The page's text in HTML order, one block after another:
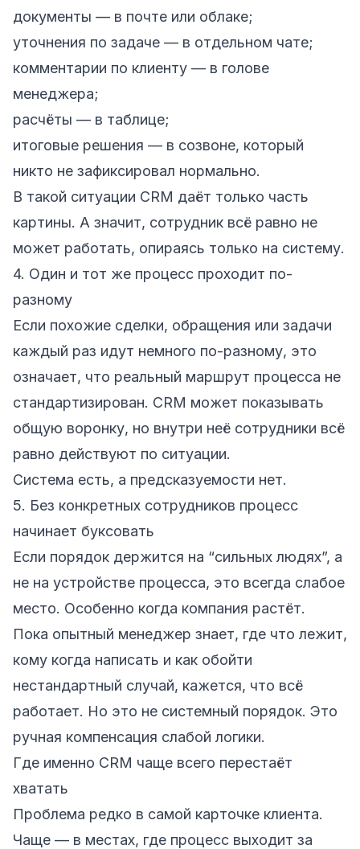
документы — в почте или облаке;
уточнения по задаче — в отдельном чате;
комментарии по клиенту — в голове
менеджера;
расчёты — в таблице;
итоговые решения — в созвоне, который
никто не зафиксировал нормально.
В такой ситуации CRM даёт только часть
картины. А значит, сотрудник всё равно не
может работать, опираясь только на систему.
4. Один и тот же процесс проходит по-
разному
Если похожие сделки, обращения или задачи
каждый раз идут немного по-разному, это
означает, что реальный маршрут процесса не
стандартизирован. CRM может показывать
общую воронку, но внутри неё сотрудники всё
равно действуют по ситуации.
Система есть, а предсказуемости нет.
5. Без конкретных сотрудников процесс
начинает буксовать
Если порядок держится на “сильных людях”, а
не на устройстве процесса, это всегда слабое
место. Особенно когда компания растёт.
Пока опытный менеджер знает, где что лежит,
кому когда написать и как обойти
нестандартный случай, кажется, что всё
работает. Но это не системный порядок. Это
ручная компенсация слабой логики.
Где именно CRM чаще всего перестаёт
хватать
Проблема редко в самой карточке клиента.
Чаще — в местах, где процесс выходит за